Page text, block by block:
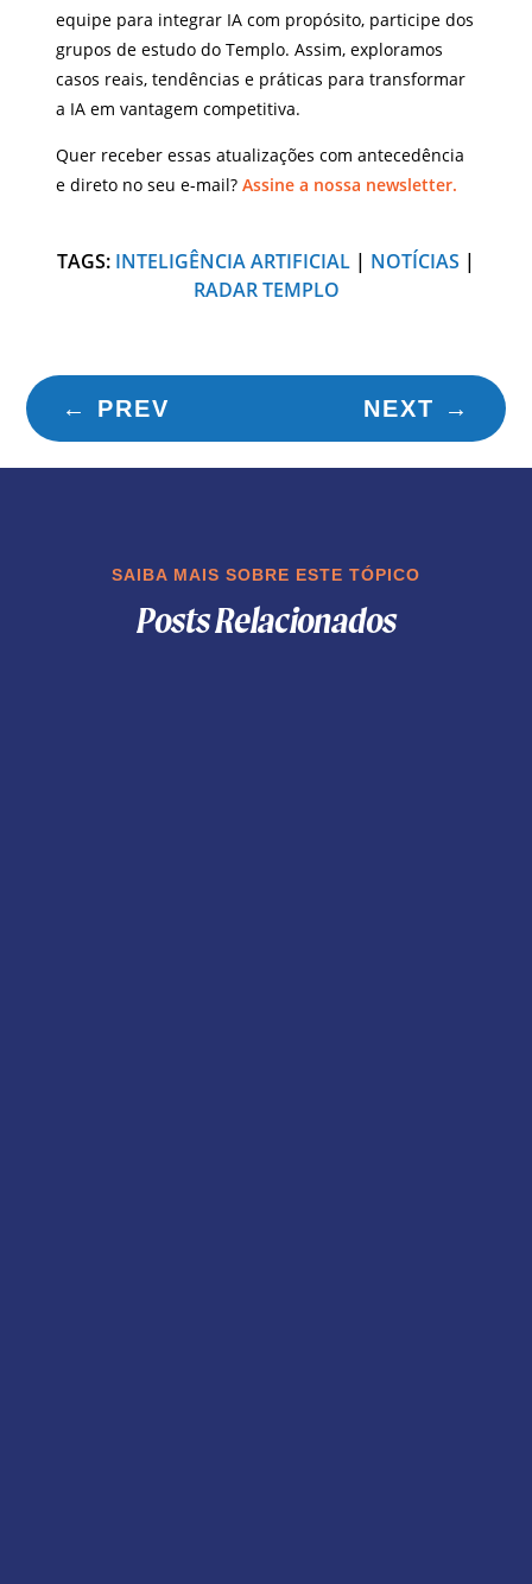
equipe para integrar IA com propósito, participe dos
grupos de estudo do Templo. Assim, exploramos
casos reais, tendências e práticas para transformar
a IA em vantagem competitiva.
Quer receber essas atualizações com antecedência
e direto no seu e-mail?Assine a nossa newsletter.
TAGS: INTELIGÊNCIA ARTIFICIAL | NOTÍCIAS |
RADAR TEMPLO
← PREV NEXT →
SAIBA MAIS SOBRE ESTE TÓPICO
Posts Relacionados